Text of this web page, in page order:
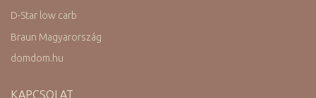
D-Star low carb
Braun Magyarország
domdom.hu
KAPCSOLAT